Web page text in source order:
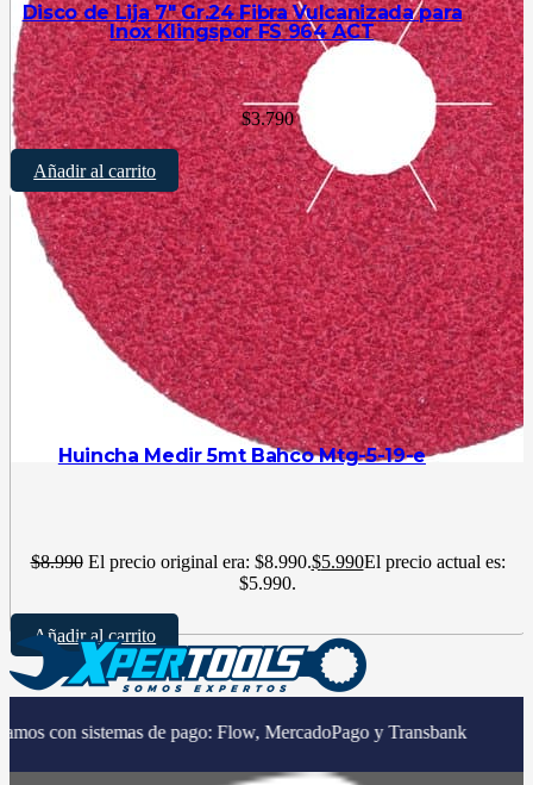
Disco de Lija 7″ Gr.24 Fibra Vulcanizada para
Inox Klingspor FS 964 ACT
$3.790
Añadir al carrito
Huincha Medir 5mt Bahco Mtg-5-19-e
$8.990 El precio original era: $8.990.$5.990El precio actual es:
$5.990.
Añadir al carrito
de pago: Flow, MercadoPago y Transbank